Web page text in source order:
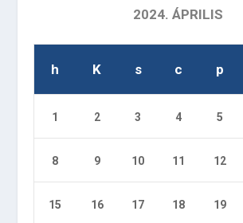
2024. ÁPRILIS
h K s c p
1 2 3 4 5
8 9 10 11 12
15 16 17 18 19